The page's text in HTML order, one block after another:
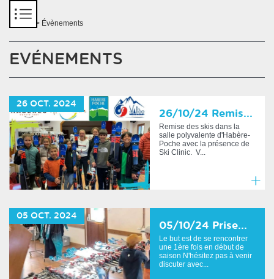
> Évènements
EVÉNEMENTS
26 OCT. 2024
26/10/24 Remis...
Remise des skis dans la
salle polyvalente d'Habère-
Poche avec la présence de
Ski Clinic. V...
savoir
05 OCT. 2024
05/10/24 Prise...
Le but est de se rencontrer
une 1ère fois en début de
saison N'hésitez pas à venir
discuter avec...